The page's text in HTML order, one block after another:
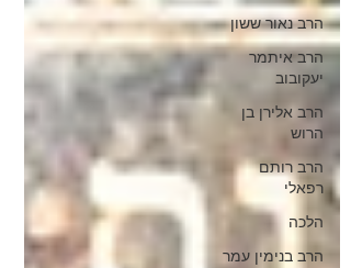
הרב נאור ששון
הרב איתמר
יעקובוב
הרב אלירן בן
הרוש
הרב רותם
רפאלי
הלכה
הרב בנימין עמר